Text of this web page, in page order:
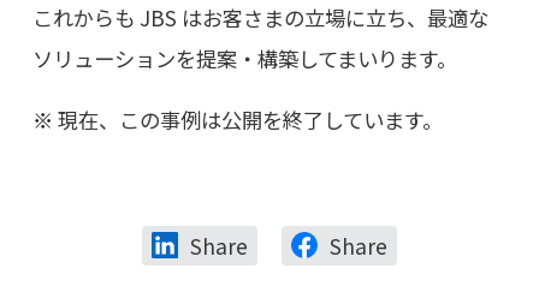
これからも JBS はお客さまの立場に立ち、最適な
ソリューションを提案・構築してまいります。
現在、この事例は公開を終了しています。
Share Share